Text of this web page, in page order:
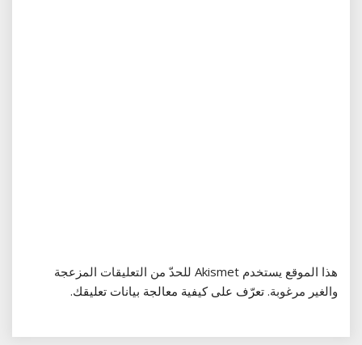
هذا الموقع يستخدم Akismet للحدّ من التعليقات المزعجة
والغير مرغوبة. تعرّف على كيفية معالجة بيانات تعليقك.